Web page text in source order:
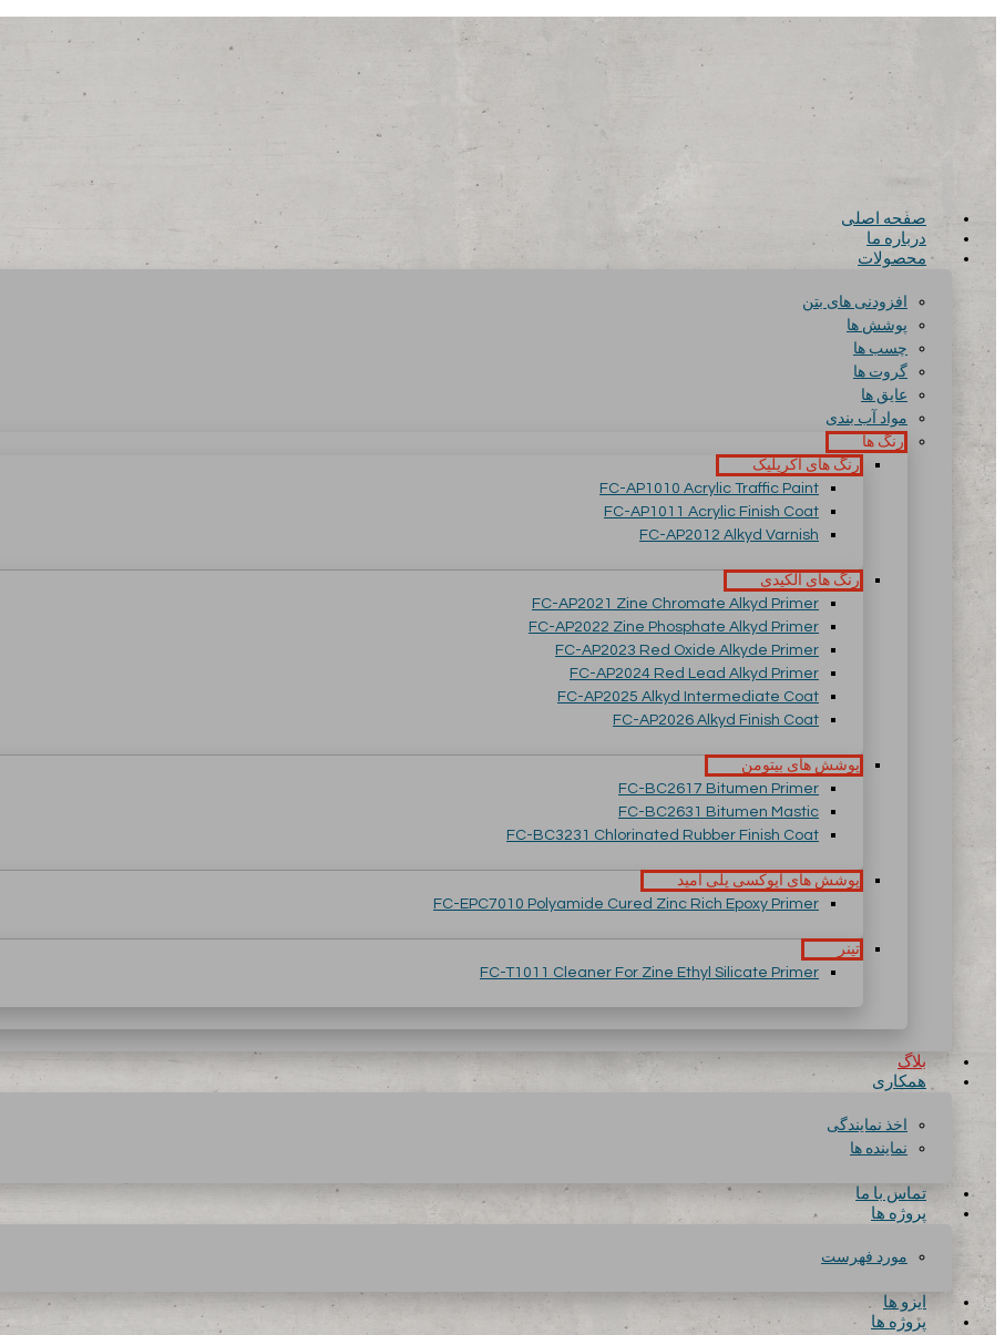
صفحه اصلی
درباره ما
محصولات
افزودنی های بتن
پوشش ها
چسب ها
گروت ها
عایق ها
مواد آب بندی
رنگ ها
رنگ های آکریلیک
FC-AP1010 Acrylic Traffic Paint
FC-AP1011 Acrylic Finish Coat
FC-AP2012 Alkyd Varnish
رنگ های آلکیدی
FC-AP2021 Zine Chromate Alkyd Primer
FC-AP2022 Zine Phosphate Alkyd Primer
FC-AP2023 Red Oxide Alkyde Primer
FC-AP2024 Red Lead Alkyd Primer
FC-AP2025 Alkyd Intermediate Coat
FC-AP2026 Alkyd Finish Coat
پوشش های بیتومن
FC-BC2617 Bitumen Primer
FC-BC2631 Bitumen Mastic
FC-BC3231 Chlorinated Rubber Finish Coat
پوشش های اپوکسی پلی آمید
FC-EPC7010 Polyamide Cured Zinc Rich Epoxy Primer
تینر
FC-T1011 Cleaner For Zine Ethyl Silicate Primer
بلاگ
همکاری
اخذ نمایندگی
نماینده ها
تماس با ما
پروژه ها
مورد فهرست
ایزو ها
پروژه ها